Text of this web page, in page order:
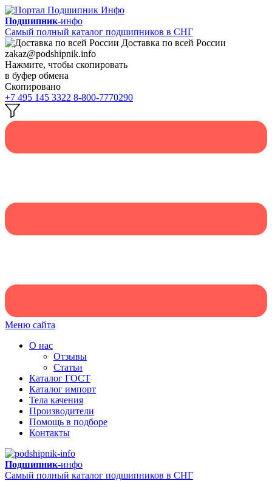
Подшипник-инфо
Самый полный каталог подшипников в СНГ
Доставка по всей России
zakaz@podshipnik.info
Нажмите, чтобы скопировать
в буфер обмена
Скопировано
+7 495 145 3322 8-800-7770290
Меню сайта
О нас
Отзывы
Статьи
Каталог ГОСТ
Каталог импорт
Тела качения
Производители
Помощь в подборе
Контакты
Подшипник-инфо
Самый полный каталог подшипников в СНГ